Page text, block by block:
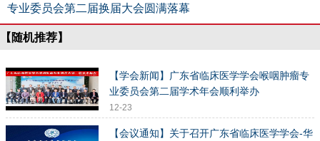
专业委员会第二届换届大会圆满落幕
【随机推荐】
【学会新闻】广东省临床医学学会喉咽肿瘤专
业委员会第二届学术年会顺利举办
12-23
【会议通知】关于召开广东省临床医学学会-华